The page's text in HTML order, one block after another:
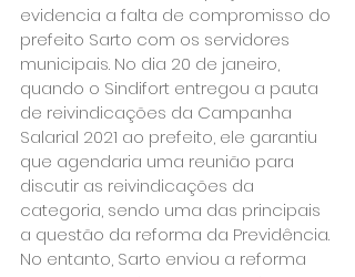
evidencia a falta de compromisso do
prefeito Sarto com os servidores
municipais. No dia 20 de janeiro,
quando o Sindifort entregou a pauta
de reivindicações da Campanha
Salarial 2021 ao prefeito, ele garantiu
que agendaria uma reunião para
discutir as reivindicações da
categoria, sendo uma das principais
a questão da reforma da Previdência.
No entanto, Sarto enviou a reforma